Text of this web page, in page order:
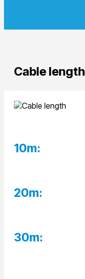
Cable length
10m:
20m:
30m: